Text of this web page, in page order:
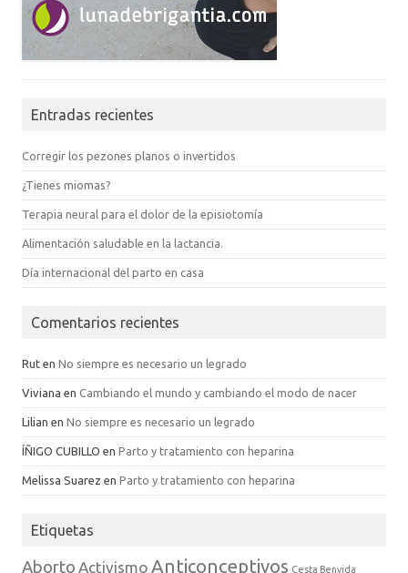
Entradas recientes
Corregir los pezones planos o invertidos
¿Tienes miomas?
Terapia neural para el dolor de la episiotomía
Alimentación saludable en la lactancia.
Día internacional del parto en casa
Comentarios recientes
Rut en No siempre es necesario un legrado
Viviana en Cambiando el mundo y cambiando el modo de nacer
Lilian en No siempre es necesario un legrado
ÍÑIGO CUBILLO en Parto y tratamiento con heparina
Melissa Suarez en Parto y tratamiento con heparina
Etiquetas
Aborto Activismo Anticonceptivos Cesta Benvida